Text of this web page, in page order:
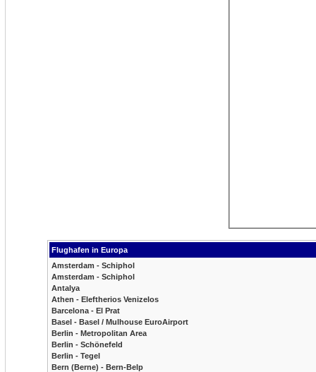
Flughafen in Europa
Amsterdam - Schiphol
Amsterdam - Schiphol
Antalya
Athen - Eleftherios Venizelos
Barcelona - El Prat
Basel - Basel / Mulhouse EuroAirport
Berlin - Metropolitan Area
Berlin - Schönefeld
Berlin - Tegel
Bern (Berne) - Bern-Belp